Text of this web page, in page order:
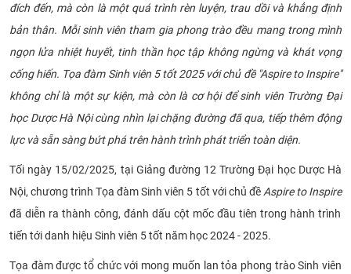
ĐÀO TẠO
ĐẢM BẢO CHẤT LƯỢNG
KHOA HỌC CÔNG NGHỆ
HTQT
CỰU NGƯỜI HỌC
đích đến, mà còn là một quá trình rèn luyện, trau dồi và khẳng định
bản thân. Mỗi sinh viên tham gia phong trào đều mang trong mình
ngọn lửa nhiệt huyết, tinh thần học tập không ngừng và khát vọng
cống hiến. Tọa đàm Sinh viên 5 tốt 2025 với chủ đề "Aspire to Inspire"
không chỉ là một sự kiện, mà còn là cơ hội để sinh viên Trường Đại
học Dược Hà Nội cùng nhìn lại chặng đường đã qua, tiếp thêm động
lực và sẵn sàng bứt phá trên hành trình phát triển toàn diện.
Tối ngày 15/02/2025, tại Giảng đường 12 Trường Đại học Dược Hà
Nội, chương trình Tọa đàm Sinh viên 5 tốt với chủ đề Aspire to Inspire
đã diễn ra thành công, đánh dấu cột mốc đầu tiên trong hành trình
tiến tới danh hiệu Sinh viên 5 tốt năm học 2024 - 2025.
Tọa đàm được tổ chức với mong muốn lan tỏa phong trào Sinh viên